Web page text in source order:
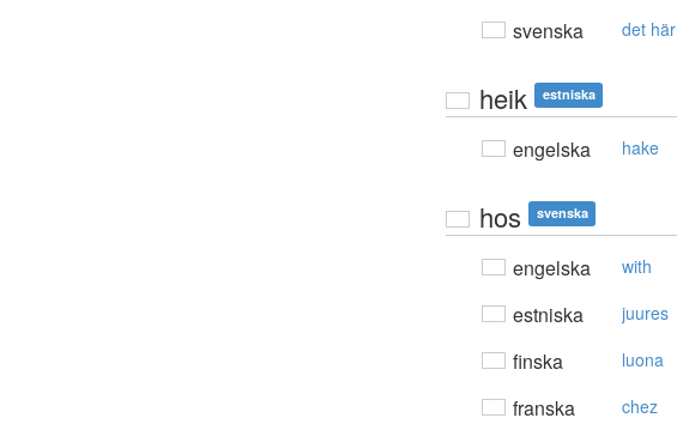
svenska det här
heik estniska
engelska hake
hos svenska
engelska with
estniska juures
finska luona
franska chez